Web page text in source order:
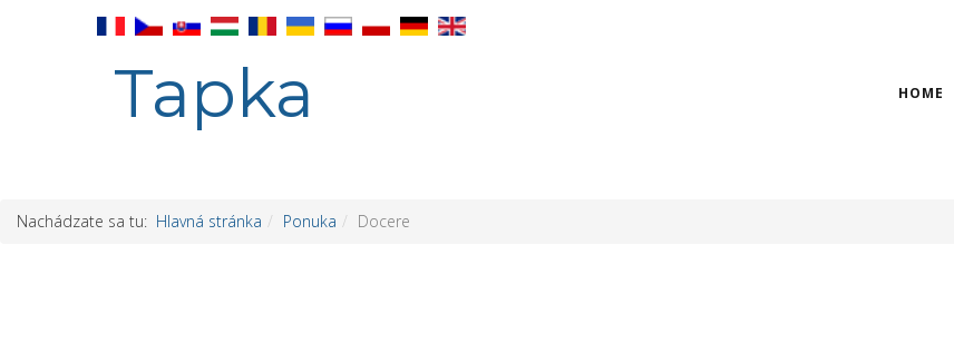
Tapka HOME
Nachádzate sa tu: Hlavná stránka Ponuka Docere